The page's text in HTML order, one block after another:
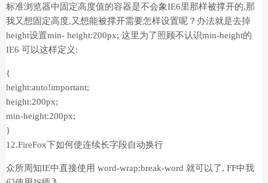
标准浏览器中固定高度值的容器是不会象IE6里那样被撑开的,那
我又想固定高度,又想能被撑开需要怎样设置呢？办法就是去掉
height设置min- height:200px; 这里为了照顾不认识min-height的
IE6 可以这样定义:
{
height:auto!important;
height:200px;
min-height:200px;
}
12.FireFox下如何使连续长字段自动换行
众所周知IE中直接使用 word-wrap:break-word 就可以了, FF中我